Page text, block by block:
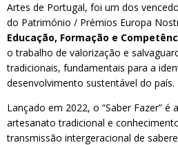
Artes de Portugal, foi um dos
do Património / Prémios Europa
Educação, Formação e
o trabalho de valorização e
tradicionais, fundamentais para a
desenvolvimento sustentável do país.
Lançado em 2022, o “Saber Fazer”
artesanato tradicional e
transmissão intergeracional de